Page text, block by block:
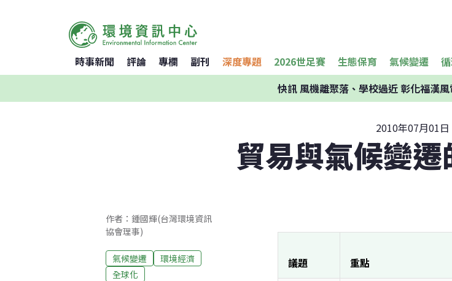
時事新聞 評論 專欄 副刊 深度專題 2026世足賽 生態保育 氣候變遷
快訊風機離聚落、學校過近 彰化福漢
2010年07月01日
貿易與氣候變
作者：鍾國輝(台灣環境資訊
協會理事)
氣候變遷
環境經濟
全球化
議題 重點